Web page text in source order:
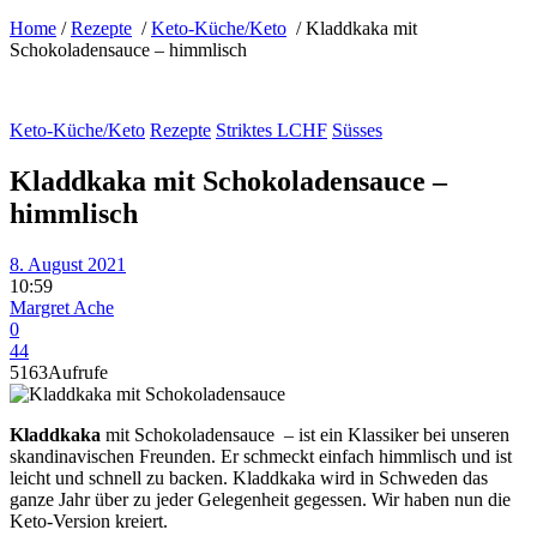
Home /Rezepte /Keto-Küche/Keto /Kladdkaka mit
Schokoladensauce – himmlisch
Keto-Küche/Keto Rezepte Striktes LCHF Süsses
Kladdkaka mit Schokoladensauce –
himmlisch
8. August 2021
10:59
Margret Ache
0
44
5163Aufrufe
Kladdkaka mit Schokoladensauce – ist ein Klassiker bei unseren
skandinavischen Freunden. Er schmeckt einfach himmlisch und ist
leicht und schnell zu backen. Kladdkaka wird in Schweden das
ganze Jahr über zu jeder Gelegenheit gegessen. Wir haben nun die
Keto-Version kreiert.